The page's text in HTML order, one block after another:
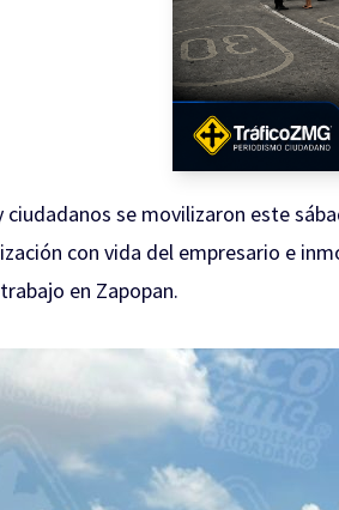
ciudadanos se movilizaron este
con vida del empresario e
en Zapopan.